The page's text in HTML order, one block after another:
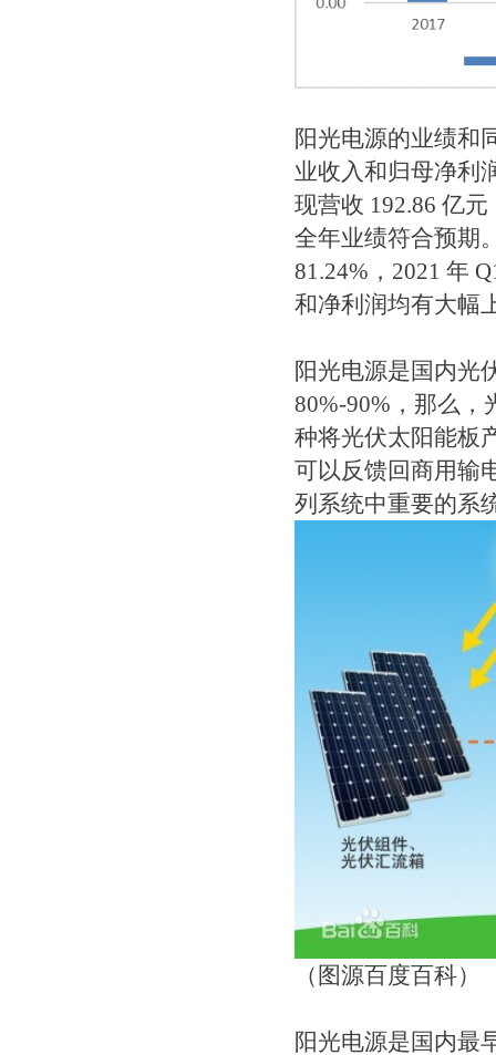
阳光电源的业绩和
业收入和归母净利
现营收 192.86 亿
全年业绩符合预期
81.24%，2021 年
和净利润均有大幅
阳光电源是国内光
80%-90%，那么
种将光伏太阳能板
可以反馈回商用输
列系统中重要的系
（图源百度百科）
阳光电源是国内最